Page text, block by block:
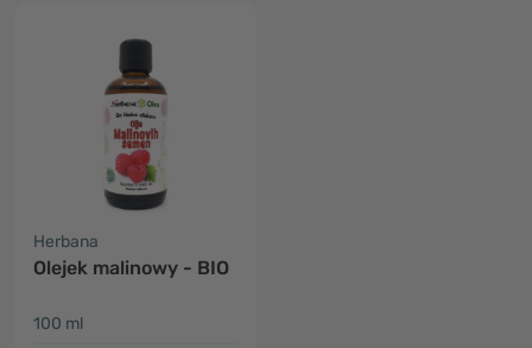
Herbana
Olejek malinowy - BIO
100 ml